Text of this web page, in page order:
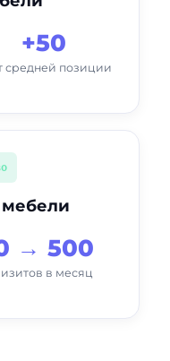
+50
средней позиции
мебели
→ 500
в месяц